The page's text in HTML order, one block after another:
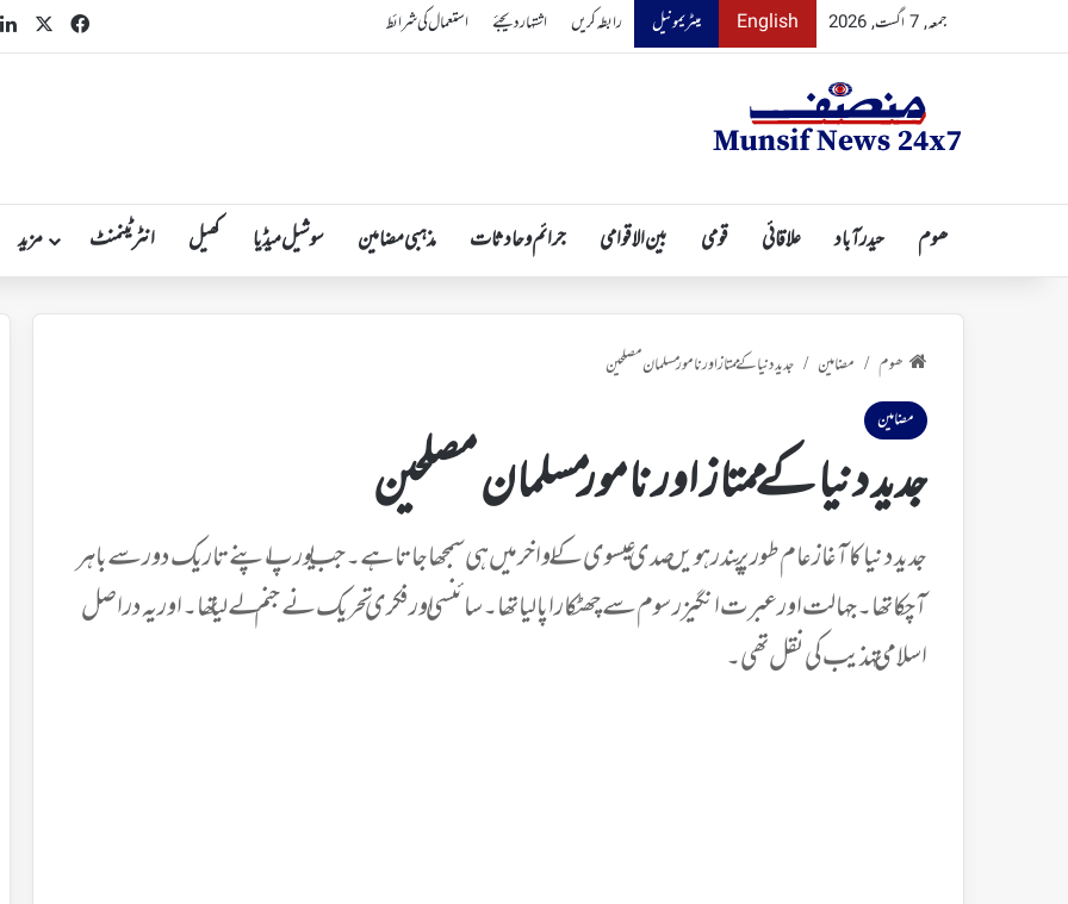
جمعہ, 7 اگست, 2026 English میٹریمونیل رابطہ کریں اشتہار دیجئے استعمال کی شرائط
ھوم حیدرآباد علاقائی قومی بین الاقوامی جرائم و حادثات مذہبی مضامین سوشیل میڈیا کھیل انٹرٹینمنٹ مزید
ھوم / مضامین / جدید دنیا کے ممتاز اور نامور مسلمان مصلحین
مضامین
جدید دنیا کے ممتاز اور نامور مسلمان مصلحین
جدید دنیا کا آغاز عام طور پر پندرہویں صدی عیسوی کے اواخر میں ہی سمجھا جاتا ہے ۔جب یورپ اپنے تاریک دور سے باہر
آچکا تھا۔جہالت اور عبرت انگیز رسوم سے چھٹکارا پا لیا تھا۔ سائنسی اور فکری تحریک نے جنم لے لیا تھا۔اور یہ دراصل
اسلامی تہذیب کی نقل تھی۔